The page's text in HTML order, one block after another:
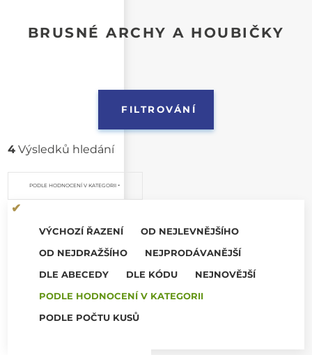
BRUSNÉ ARCHY A HOUBIČKY
FILTROVÁNÍ
4 Výsledků hledání
PODLE HODNOCENÍ V KATEGORII
VÝCHOZÍ ŘAZENÍ
OD NEJLEVNĚJŠÍHO
OD NEJDRAŽŠÍHO
NEJPRODÁVANĚJŠÍ
DLE ABECEDY
DLE KÓDU
NEJNOVĚJŠÍ
PODLE HODNOCENÍ V KATEGORII
PODLE POČTU KUSŮ